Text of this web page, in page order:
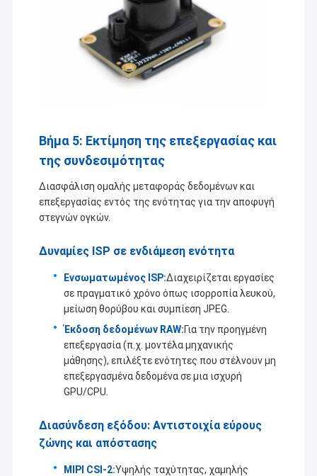
Βήμα 5: Εκτίμηση της επεξεργασίας και
της συνδεσιμότητας
Διασφάλιση ομαλής μεταφοράς δεδομένων και
επεξεργασίας εντός της ενότητας για την αποφυγή
στεγνών ογκών.
Δυναμίες ISP σε ενδιάμεση ενότητα
Ενσωματωμένος ISP:Διαχειρίζεται εργασίες
σε πραγματικό χρόνο όπως ισορροπία λευκού,
μείωση θορύβου και συμπίεση JPEG.
Έκδοση δεδομένων RAW:Για την προηγμένη
επεξεργασία (π.χ. μοντέλα μηχανικής
μάθησης), επιλέξτε ενότητες που στέλνουν μη
επεξεργασμένα δεδομένα σε μια ισχυρή
GPU/CPU.
Διασύνδεση εξόδου: Αντιστοιχία εύρους
ζώνης και απόστασης
MIPI CSI-2:Υψηλής ταχύτητας, χαμηλής